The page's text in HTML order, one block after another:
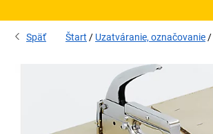
Späť Štart Uzatváranie, označovanie